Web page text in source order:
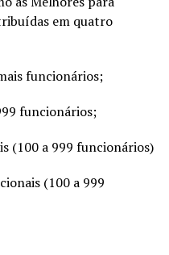
em quatro
funcionários;
funcionários;
(100 a 999 funcionários)
(100 a 999